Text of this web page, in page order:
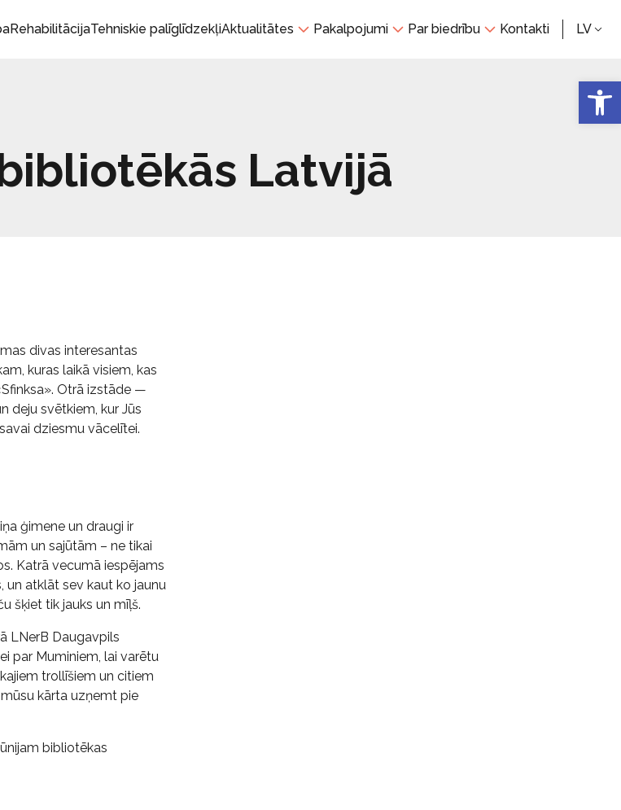
RehabilitācijaTehniskie palīglīdzekļiAktualitātes Pakalpojumi Par biedrību Kontakti LV
Latvijā
divas interesantas
kuras laikā visiem, kas
Otrā izstāde —
deju svētkiem, kur Jūs
dziesmu vācelītei.
ģimene un draugi ir
un sajūtām – ne tikai
Katrā vecumā iespējams
un atklāt sev kaut ko jaunu
šķiet tik jauks un mīļš.
LNerB Daugavpils
par Muminiem, lai varētu
trollīšiem un citiem
kārta uzņemt pie
bibliotēkas